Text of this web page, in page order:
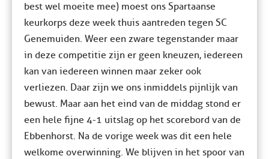
best wel moeite mee) moest ons Spartaanse
keurkorps deze week thuis aantreden tegen SC
Genemuiden. Weer een zware tegenstander maar
in deze competitie zijn er geen kneuzen, iedereen
kan van iedereen winnen maar zeker ook
verliezen. Daar zijn we ons inmiddels pijnlijk van
bewust. Maar aan het eind van de middag stond er
een hele fijne 4-1 uitslag op het scorebord van de
Ebbenhorst. Na de vorige week was dit een hele
welkome overwinning. We blijven in het spoor van